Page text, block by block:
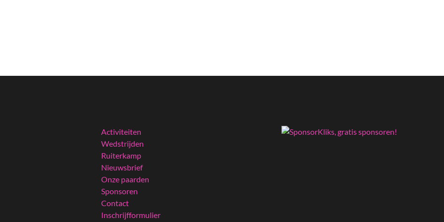
Activiteiten
Wedstrijden
Ruiterkamp
Nieuwsbrief
Onze paarden
Sponsoren
Contact
Inschrijfformulier